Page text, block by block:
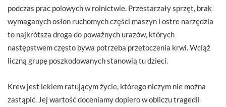
podczas prac polowych w rolnictwie. Przestarzały sprzęt, brak
wymaganych osłon ruchomych części maszyn i ostre narzędzia
to najkrótsza droga do poważnych urazów, których
następstwem często bywa potrzeba przetoczenia krwi. Wciąż
liczną grupę poszkodowanych stanowią tu dzieci.
Krew jest lekiem ratującym życie, którego niczym nie można
zastąpić. Jej wartość doceniamy dopiero w obliczu tragedii